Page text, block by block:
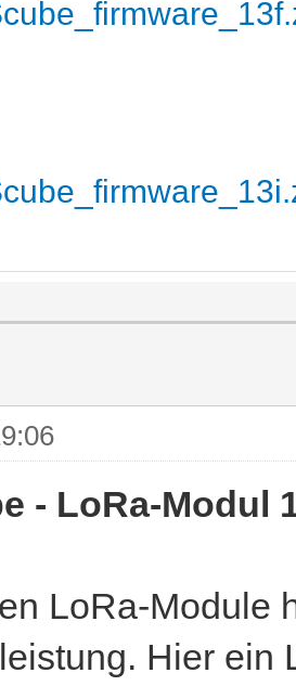
- LoRa-Modul
LoRa-Module
Hier ein